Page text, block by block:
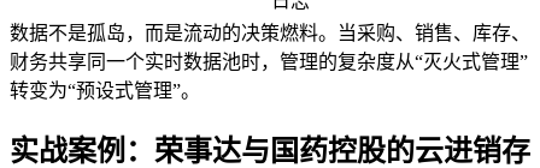
数据不是孤岛，而是流动的决策燃料。当采购、销售、库存、
财务共享同一个实时数据池时，管理的复杂度从“灭火式管理”
转变为“预设式管理”。
实战案例：荣事达与国药控股的云进销存